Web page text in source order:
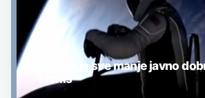
Svemir je sve manje javno
biznis